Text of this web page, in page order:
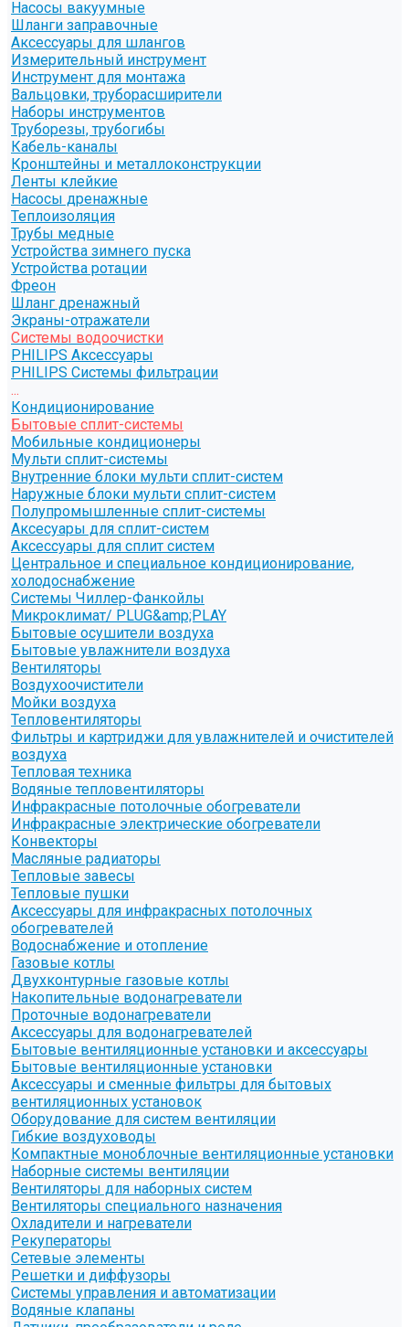
Насосы вакуумные
Шланги заправочные
Аксессуары для шлангов
Измерительный инструмент
Инструмент для монтажа
Вальцовки, труборасширители
Наборы инструментов
Труборезы, трубогибы
Кабель-каналы
Кронштейны и металлоконструкции
Ленты клейкие
Насосы дренажные
Теплоизоляция
Трубы медные
Устройства зимнего пуска
Устройства ротации
Фреон
Шланг дренажный
Экраны-отражатели
Системы водоочистки
PHILIPS Аксессуары
PHILIPS Системы фильтрации
...
Кондиционирование
Бытовые сплит-системы
Мобильные кондиционеры
Мульти сплит-системы
Внутренние блоки мульти сплит-систем
Наружные блоки мульти сплит-систем
Полупромышленные сплит-системы
Аксесуары для сплит-систем
Аксессуары для сплит систем
Центральное и специальное кондиционирование,
холодоснабжение
Системы Чиллер-Фанкойлы
Микроклимат/ PLUG&amp;PLAY
Бытовые осушители воздуха
Бытовые увлажнители воздуха
Вентиляторы
Воздухоочистители
Мойки воздуха
Тепловентиляторы
Фильтры и картриджи для увлажнителей и очистителей
воздуха
Тепловая техника
Водяные тепловентиляторы
Инфракрасные потолочные обогреватели
Инфракрасные электрические обогреватели
Конвекторы
Масляные радиаторы
Тепловые завесы
Тепловые пушки
Аксессуары для инфракрасных потолочных
обогревателей
Водоснабжение и отопление
Газовые котлы
Двухконтурные газовые котлы
Накопительные водонагреватели
Проточные водонагреватели
Аксессуары для водонагревателей
Бытовые вентиляционные установки и аксессуары
Бытовые вентиляционные установки
Аксессуары и сменные фильтры для бытовых
вентиляционных установок
Оборудование для систем вентиляции
Гибкие воздуховоды
Компактные моноблочные вентиляционные установки
Наборные системы вентиляции
Вентиляторы для наборных систем
Вентиляторы специального назначения
Охладители и нагреватели
Рекуператоры
Сетевые элементы
Решетки и диффузоры
Системы управления и автоматизации
Водяные клапаны